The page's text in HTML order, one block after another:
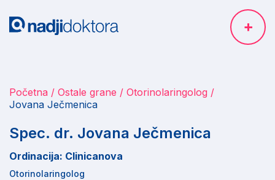
Početna Ostale grane
Otorinolaringolog
Jovana Ječmenica
Spec. dr. Jovana Ječmenica
Ordinacija: Clinicanova
Otorinolaringolog